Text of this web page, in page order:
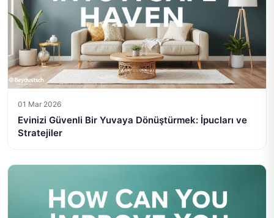
01 Mar 2026
Evinizi Güvenli Bir Yuvaya Dönüştürmek: İpucları ve
Stratejiler